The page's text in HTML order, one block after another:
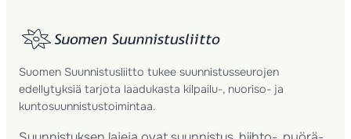
Suomen Suunnistusliitto tukee suunnistusseurojen
edellytyksiä tarjota laadukasta kilpailu-, nuoriso- ja
kuntosuunnistustoimintaa.